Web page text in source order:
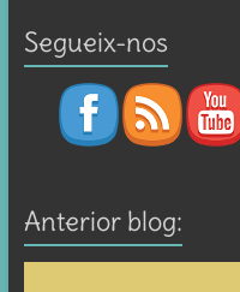
Segueix-nos
Anterior blog: